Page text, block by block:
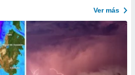
Ver más